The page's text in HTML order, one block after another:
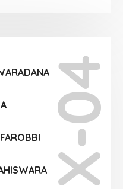
X-04